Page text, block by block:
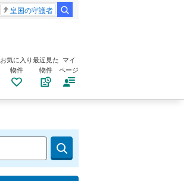
皇国の守護者
お気に入り
物件
最近見た
物件
マイ
ページ